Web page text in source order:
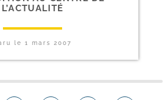
L’ACTUALITÉ
le 1 mars 2007